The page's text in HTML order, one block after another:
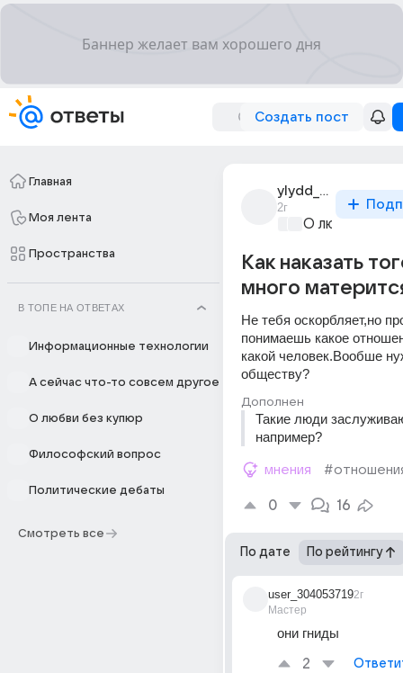
Создать пост
Главная
Моя лента
Пространства
В ТОПЕ НА ОТВЕТАХ
Информационные технологии
А сейчас что-то совсем другое
О любви без купюр
Философский вопрос
Политические дебаты
Смотреть все
ylydd_dvld
2г
О любви без
Как наказать
много
Не тебя оскорбляет,но
понимаешь какое
какой человек.Вообше
обществу?
Дополнен
Такие люди
например?
мнения
0 16
По дате По рейтингу
user_304053719
Мастер
2г
они гниды
2